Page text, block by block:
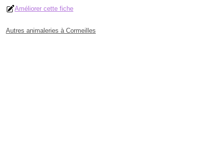
Améliorer cette fiche
Autres animaleries à Cormeilles